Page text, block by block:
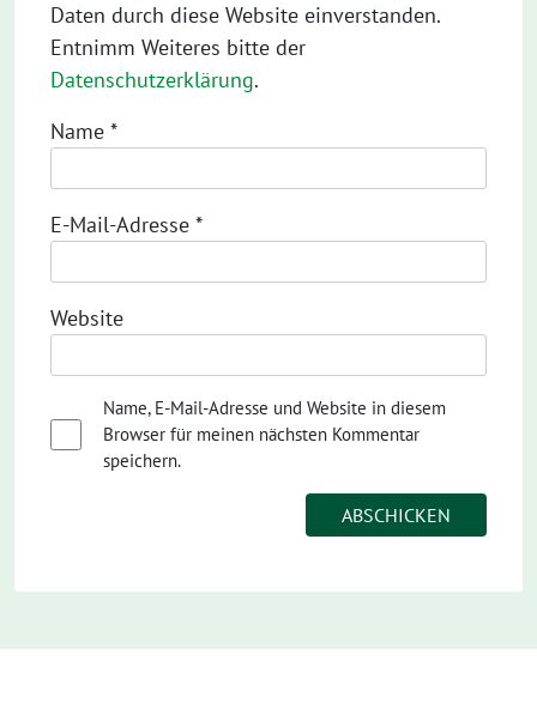
Daten durch diese Website einverstanden.
Entnimm Weiteres bitte der
Datenschutzerklärung.
Name *
E-Mail-Adresse *
Website
Name, E-Mail-Adresse und Website in diesem
Browser für meinen nächsten Kommentar
speichern.